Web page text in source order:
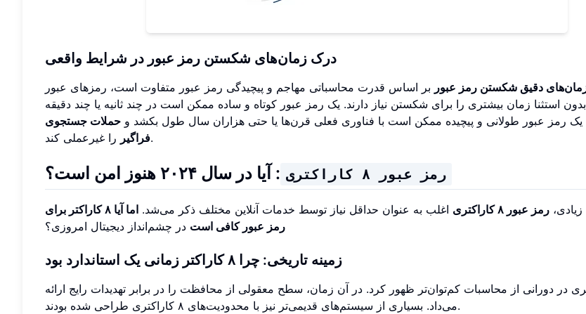
درک زمان‌های شکستن رمز عبور در شرایط واقعی
دقیق شکستن رمز عبور بر اساس قدرت محاسباتی مهاجم و پیچیدگی رمز عبور متفاوت است، رمزهای عبور
استثنا زمان بیشتری را برای شکستن نیاز دارند. یک رمز عبور کوتاه و ساده ممکن است در چند ثانیه یا چند دقیقه
رمز عبور طولانی و پیچیده ممکن است با فناوری فعلی قرن‌ها یا حتی هزاران سال طول بکشد و حملات جستجوی
فراگیررا غیرعملی کند.
رمز عبور ۸ کاراکتری : آیا در سال ۲۰۲۴ هنوز امن است؟
رمز عبور ۸ کاراکتری اغلب به عنوان حداقل نیاز توسط خدمات آنلاین مختلف ذکر می‌شد.
اما آیا ۸ کاراکتر برای
رمز عبور کافی است در چشم‌انداز دیجیتال امروزی؟
زمینه تاریخی: چرا ۸ کاراکتر زمانی یک استاندارد بود
۸ کاراکتری در دورانی از محاسبات کم‌توان‌تر ظهور کرد. در آن زمان، سطح معقولی از محافظت را در برابر تهدیدات رایج ارائه
می‌داد. بسیاری از سیستم‌های قدیمی‌تر نیز با محدودیت‌های ۸ کاراکتری طراحی شده بودند.